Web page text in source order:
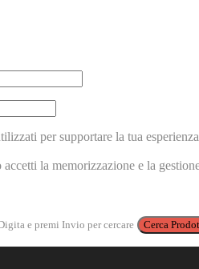
per supportare la tua
la memorizzazione e la
e premi Invio per cercare